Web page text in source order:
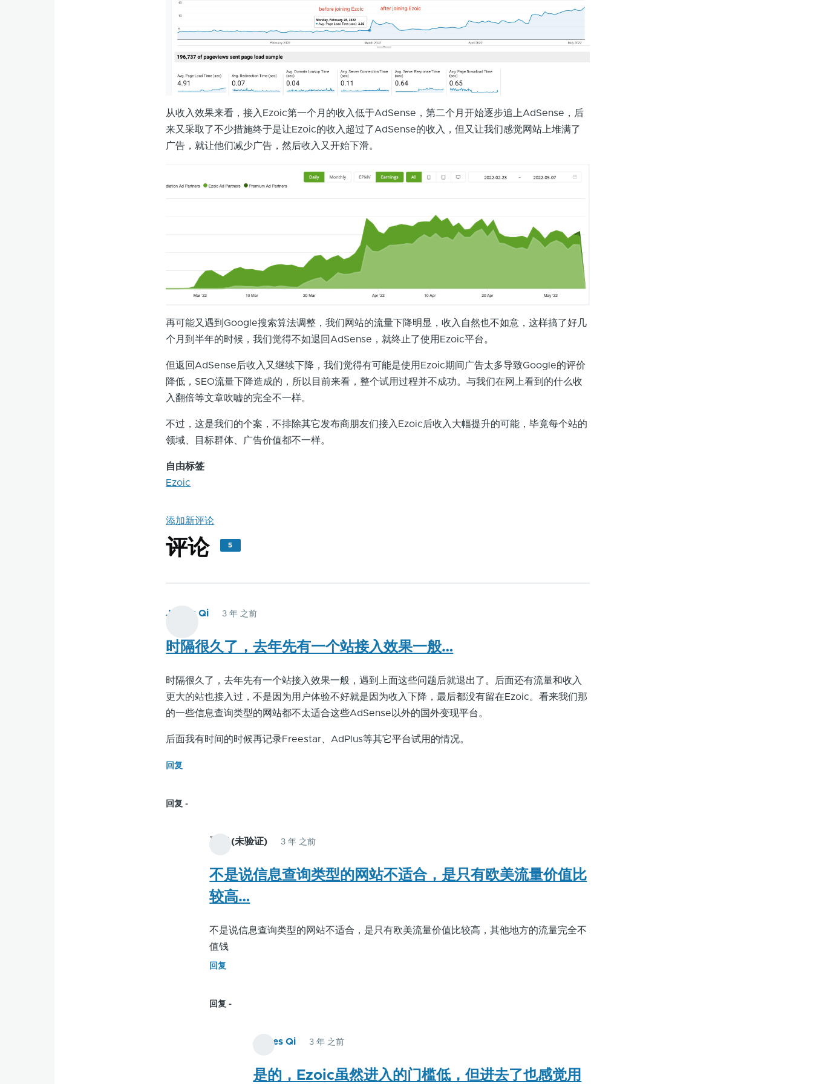
从收入效果来看，接入Ezoic第一个月的收入低于AdSense，第二个月开始逐步追上AdSense，后
来又采取了不少措施终于是让Ezoic的收入超过了AdSense的收入，但又让我们感觉网站上堆满了
广告，就让他们减少广告，然后收入又开始下滑。
再可能又遇到Google搜索算法调整，我们网站的流量下降明显，收入自然也不如意，这样搞了好几
个月到半年的时候，我们觉得不如退回AdSense，就终止了使用Ezoic平台。
但返回AdSense后收入又继续下降，我们觉得有可能是使用Ezoic期间广告太多导致Google的评价
降低，SEO流量下降造成的，所以目前来看，整个试用过程并不成功。与我们在网上看到的什么收
入翻倍等文章吹嘘的完全不一样。
不过，这是我们的个案，不排除其它发布商朋友们接入Ezoic后收入大幅提升的可能，毕竟每个站的
领域、目标群体、广告价值都不一样。
自由标签
Ezoic
添加新评论
评论 5
James Qi 3 年 之前
时隔很久了，去年先有一个站接入效果一般…
时隔很久了，去年先有一个站接入效果一般，遇到上面这些问题后就退出了。后面还有流量和收入
更大的站也接入过，不是因为用户体验不好就是因为收入下降，最后都没有留在Ezoic。看来我们那
的一些信息查询类型的网站都不太适合这些AdSense以外的国外变现平台。
后面我有时间的时候再记录Freestar、AdPlus等其它平台试用的情况。
回复
回复
夏言 (未验证) 3 年 之前
Qi
回
隔
有
个
不是说信息查询类型的网站不适合，是只有欧美流量价值比
较高…
不是说信息查询类型的网站不适合，是只有欧美流量价值比较高，其他地方的流量完全不
值钱
回复
回复
James Qi 3 年 之前
言
是的，Ezoic虽然进入的门槛低，但进去了也感觉用